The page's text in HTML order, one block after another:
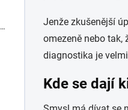
Jenže zkušenější
omezeně nebo tak,
diagnostika je
Kde se dají